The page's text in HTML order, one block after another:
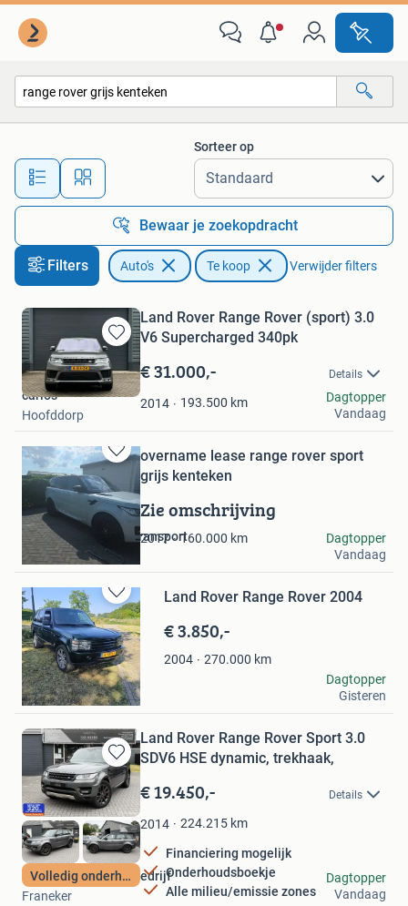
Alle afstanden…
Sorteer op
Bewaar je zoekopdracht
Filters Auto's Te koop Verwijder filters
Bewaren
in
Mijn
Favorieten
Land Rover Range Rover (sport) 3.0
V6 Supercharged 340pk
€ 31.000,- Details
2014 193.500 km
carlos
Hoofddorp
Dagtopper
Vandaag
Bewaren
in
Mijn
Favorieten
overname lease range rover sport
grijs kenteken
Zie omschrijving
2017 160.000 km
cm klus-cleaning & transport
Rijsbergen
Dagtopper
Vandaag
Bewaren
in
Mijn
Favorieten
Land Rover Range Rover 2004
€ 3.850,-
2004 270.000 km
R. Rodenhuis
Andelst
Dagtopper
Gisteren
Bewaren
in
Mijn
Favorieten
Volledig onderhoud
Land Rover Range Rover Sport 3.0
SDV6 HSE dynamic, trekhaak,
€ 19.450,- Details
2014 224.215 km
Financiering mogelijk
Onderhoudsboekje
Alle milieu/emissie zones
Van Meurs handelsbedrijf
Franeker
Dagtopper
Vandaag